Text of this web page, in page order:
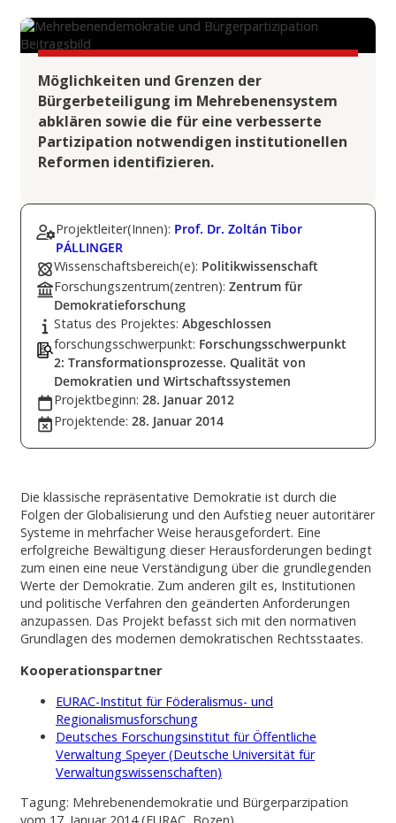
Möglichkeiten und Grenzen der
Bürgerbeteiligung im Mehrebenensystem
abklären sowie die für eine verbesserte
Partizipation notwendigen institutionellen
Reformen identifizieren.
Projektleiter(Innen): Prof. Dr. Zoltán Tibor
PÁLLINGER
Wissenschaftsbereich(e): Politikwissenschaft
Forschungszentrum(zentren): Zentrum für
Demokratieforschung
Status des Projektes: Abgeschlossen
forschungsschwerpunkt: Forschungsschwerpunkt
2: Transformationsprozesse. Qualität von
Demokratien und Wirtschaftssystemen
Projektbeginn: 28. Januar 2012
Projektende: 28. Januar 2014
Die klassische repräsentative Demokratie ist durch die
Folgen der Globalisierung und den Aufstieg neuer autoritärer
Systeme in mehrfacher Weise herausgefordert. Eine
erfolgreiche Bewältigung dieser Herausforderungen bedingt
zum einen eine neue Verständigung über die grundlegenden
Werte der Demokratie. Zum anderen gilt es, Institutionen
und politische Verfahren den geänderten Anforderungen
anzupassen. Das Projekt befasst sich mit den normativen
Grundlagen des modernen demokratischen Rechtsstaates.
Kooperationspartner
EURAC-Institut für Föderalismus- und
Regionalismusforschung
Deutsches Forschungsinstitut für Öffentliche
Verwaltung Speyer (Deutsche Universität für
Verwaltungswissenschaften)
Tagung: Mehrebenendemokratie und Bürgerparzipation